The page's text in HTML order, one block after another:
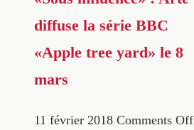
diffuse la série BBC
«Apple tree yard» le 8
mars
11 février 2018 Comments Off